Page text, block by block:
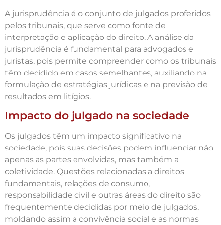
A jurisprudência é o conjunto de julgados proferidos
pelos tribunais, que serve como fonte de
interpretação e aplicação do direito. A análise da
jurisprudência é fundamental para advogados e
juristas, pois permite compreender como os tribunais
têm decidido em casos semelhantes, auxiliando na
formulação de estratégias jurídicas e na previsão de
resultados em litígios.
Impacto do julgado na sociedade
Os julgados têm um impacto significativo na
sociedade, pois suas decisões podem influenciar não
apenas as partes envolvidas, mas também a
coletividade. Questões relacionadas a direitos
fundamentais, relações de consumo,
responsabilidade civil e outras áreas do direito são
frequentemente decididas por meio de julgados,
moldando assim a convivência social e as normas